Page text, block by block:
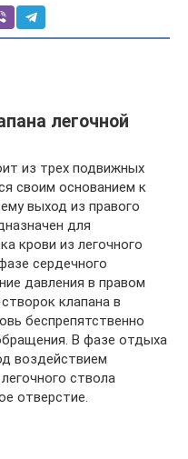
легочной
из трех подвижных
своим основанием к
выход из правого
для
крови из легочного
сердечного
давления в правом
клапана в
беспрепятственно
В фазе отдыха
воздействием
ствола
отверстие.